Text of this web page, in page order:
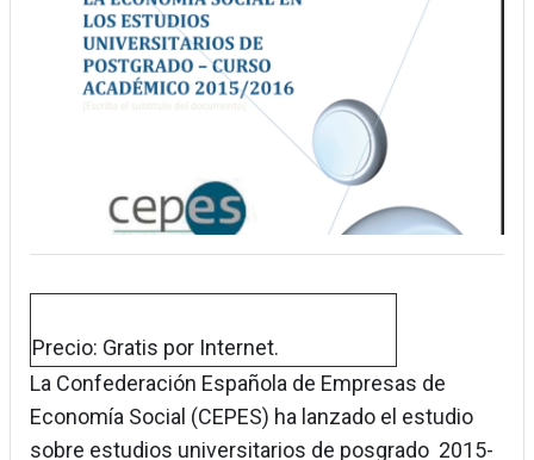
Precio: Gratis por Internet.
La Confederación Española de Empresas de
Economía Social (CEPES) ha lanzado el estudio
sobre estudios universitarios de posgrado 2015-